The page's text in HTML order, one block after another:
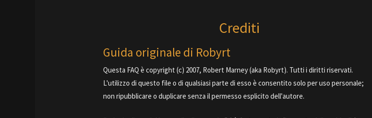
Crediti
Guida originale di Robyrt
Questa FAQ è copyright (c) 2007, Robert Marney (aka Robyrt). Tutti i diritti riservati.
L'utilizzo di questo file o di qualsiasi parte di esso è consentito solo per uso personale;
non ripubblicare o duplicare senza il permesso esplicito dell'autore.